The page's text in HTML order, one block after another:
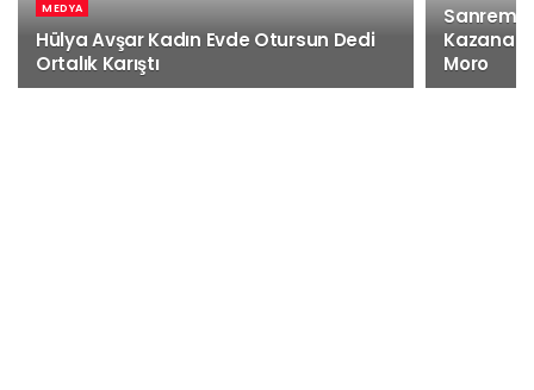
MEDYA
Hülya Avşar Kadın Evde Otursun Dedi
Ortalık Karıştı
Sanremo
Moro